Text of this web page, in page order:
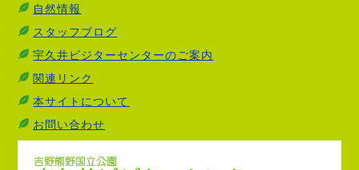
自然情報
スタッフブログ
宇久井ビジターセンターのご案内
関連リンク
本サイトについて
お問い合わせ